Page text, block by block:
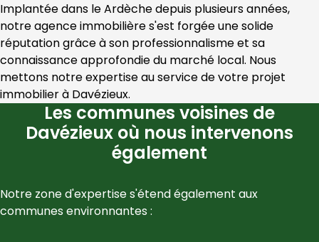
Implantée dans le Ardèche depuis plusieurs années,
notre agence immobilière s'est forgée une solide
réputation grâce à son professionnalisme et sa
connaissance approfondie du marché local. Nous
mettons notre expertise au service de votre projet
immobilier à Davézieux.
Les communes voisines de
Davézieux où nous intervenons
également
Notre zone d'expertise s'étend également aux
communes environnantes :